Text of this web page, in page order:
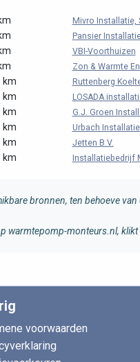
Mivro Installatie,
Pansier
VBI-Voorthuizen
Zon & Warmte
km Ruttenberg
km LOSADA
km G.J. Groen
km Urbach
km Jetten B.V.
km Installatiebedrijf
bronnen, ten behoeve
warmtepomp-monteurs.nl, klikt
voorwaarden